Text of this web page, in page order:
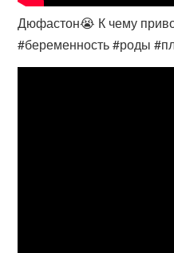
Дюфастон😭 К чему
#беременность #роды